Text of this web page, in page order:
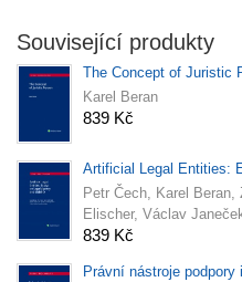
Související produkty
The Concept of Juristic
Karel Beran
839 Kč
Artificial Legal Entities:
Petr Čech, Karel
Elischer, Václav
839 Kč
Právní nástroje